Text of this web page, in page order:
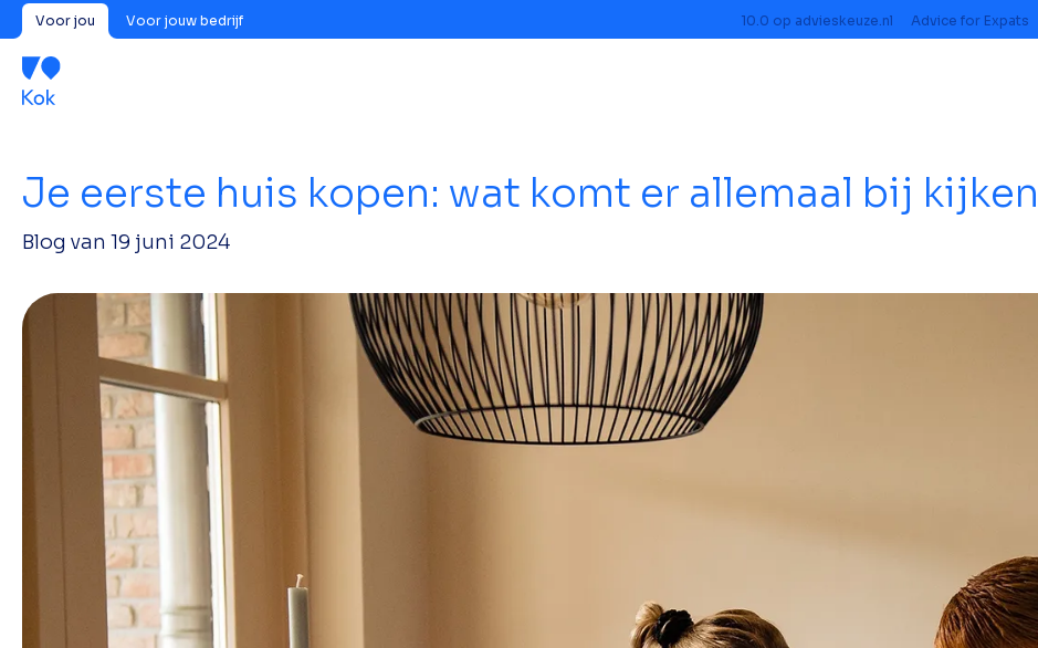
Voor jou Voor jouw bedrijf 10.0 op advieskeuze.nl Advice for Expats
Je eerste huis kopen: wat komt er allemaal bij
Blog van 19 juni 2024